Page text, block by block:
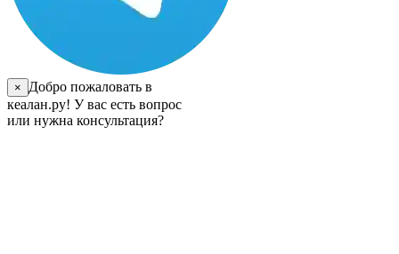
×
Добро пожаловать в
кеалан.ру! У вас есть вопрос
или нужна консультация?